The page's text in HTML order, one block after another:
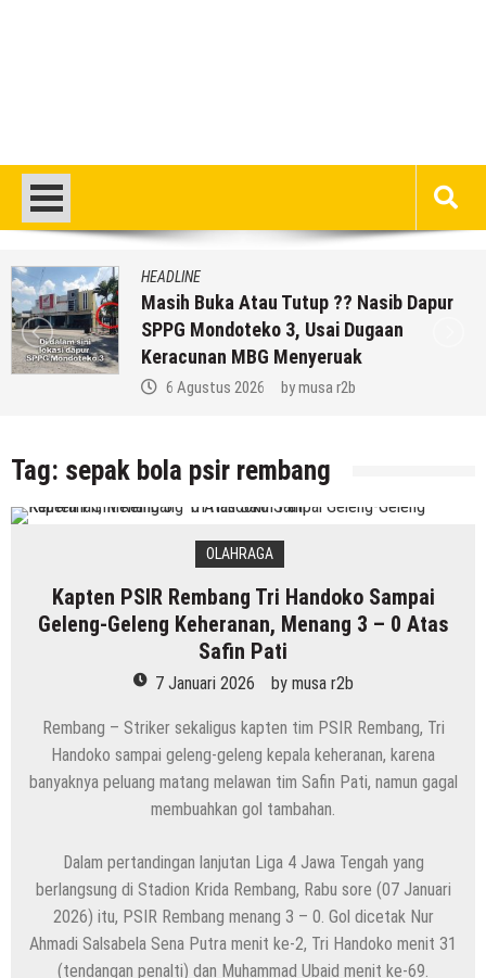
HEADLINE
Masih Buka Atau Tutup ?? Nasib Dapur
SPPG Mondoteko 3, Usai Dugaan
Keracunan MBG Menyeruak
6 Agustus 2026 bymusa r2b
Tag: sepak bola psir rembang
OLAHRAGA
Kapten PSIR Rembang Tri Handoko Sampai
Geleng-Geleng Keheranan, Menang 3 – 0 Atas
Safin Pati
7 Januari 2026 by musa r2b
Rembang – Striker sekaligus kapten tim PSIR Rembang, Tri
Handoko sampai geleng-geleng kepala keheranan, karena
banyaknya peluang matang melawan tim Safin Pati, namun gagal
membuahkan gol tambahan.
Dalam pertandingan lanjutan Liga 4 Jawa Tengah yang
berlangsung di Stadion Krida Rembang, Rabu sore (07 Januari
2026) itu, PSIR Rembang menang 3 – 0. Gol dicetak Nur
Ahmadi Salsabela Sena Putra menit ke-2, Tri Handoko menit 31
(tendangan penalti) dan Muhammad Ubaid menit ke-69.